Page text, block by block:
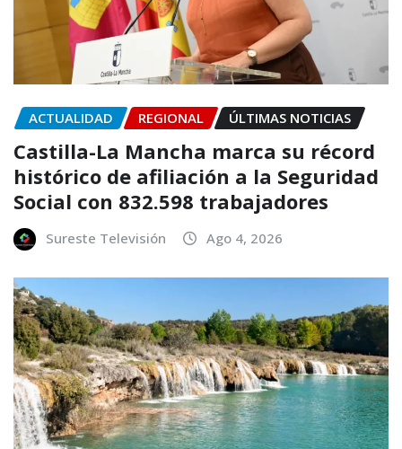
ACTUALIDAD REGIONAL ÚLTIMAS NOTICIAS
Castilla-La Mancha marca su récord
histórico de afiliación a la Seguridad
Social con 832.598 trabajadores
Sureste Televisión Ago 4, 2026